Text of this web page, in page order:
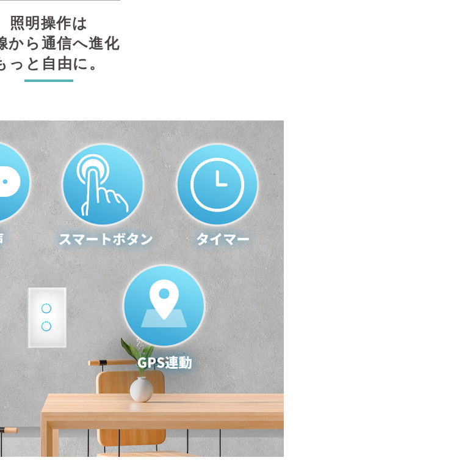
照明操作は
から通信へ進化
っと自由に。